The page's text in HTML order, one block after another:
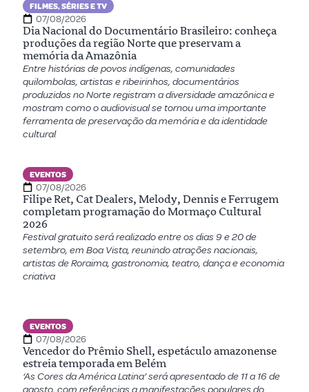
FILMES, SÉRIES E TV
07/08/2026
Dia Nacional do Documentário Brasileiro: conheça
produções da região Norte que preservam a
memória da Amazônia
Entre histórias de povos indígenas, comunidades
quilombolas, artistas e ribeirinhos, documentários
produzidos no Norte registram a diversidade amazônica e
mostram como o audiovisual se tornou uma importante
ferramenta de preservação da memória e da identidade
cultural
EVENTOS
07/08/2026
Filipe Ret, Cat Dealers, Melody, Dennis e Ferrugem
completam programação do Mormaço Cultural
2026
Festival gratuito será realizado entre os dias 9 e 20 de
setembro, em Boa Vista, reunindo atrações nacionais,
artistas de Roraima, gastronomia, teatro, dança e economia
criativa
EVENTOS
07/08/2026
Vencedor do Prêmio Shell, espetáculo amazonense
estreia temporada em Belém
‘As Cores da América Latina’ será apresentado de 11 a 16 de